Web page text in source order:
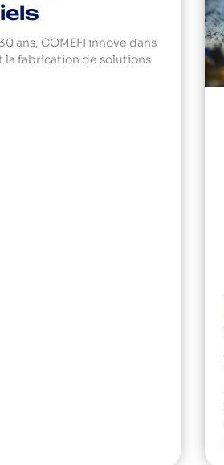
ans, COMEFI innove dans
la fabrication de solutions